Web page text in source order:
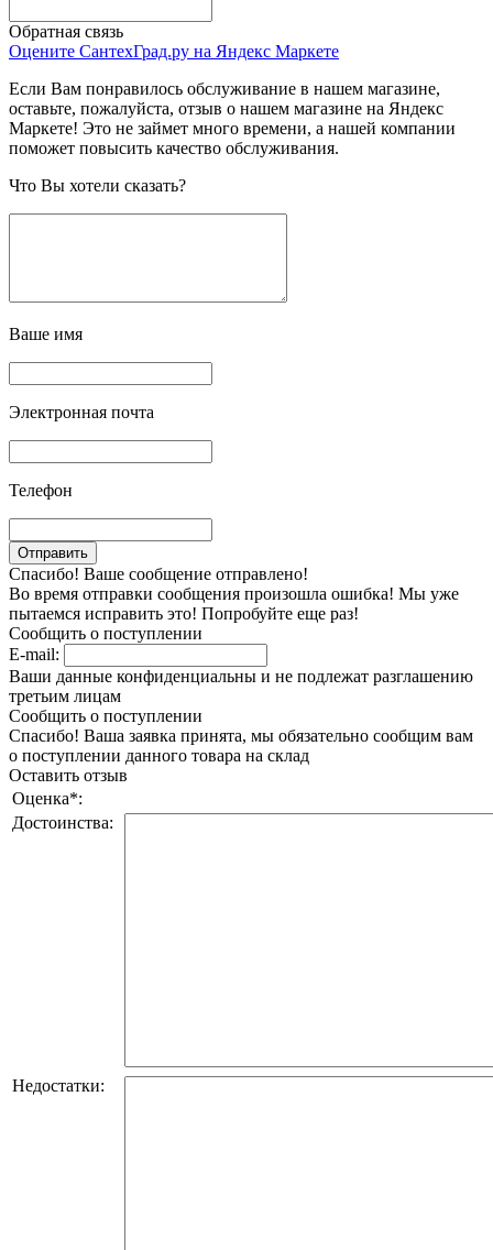
Обратная связь
Оцените СантехГрад.ру на Яндекс Маркете
Если Вам понравилось обслуживание в нашем магазине,
оставьте, пожалуйста, отзыв о нашем магазине на Яндекс
Маркете! Это не займет много времени, а нашей компании
поможет повысить качество обслуживания.
Что Вы хотели сказать?
Ваше имя
Электронная почта
Телефон
Спасибо! Ваше сообщение отправлено!
Во время отправки сообщения произошла ошибка! Мы уже
пытаемся исправить это! Попробуйте еще раз!
Сообщить о поступлении
E-mail:
Ваши данные конфиденциальны и не подлежат разглашению
третьим лицам
Сообщить о поступлении
Спасибо! Ваша заявка принята, мы обязательно сообщим вам
о поступлении данного товара на склад
Оставить отзыв
Оценка*:
Достоинства:
Недостатки: